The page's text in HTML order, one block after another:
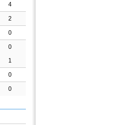
4
2
0
0
1
0
0